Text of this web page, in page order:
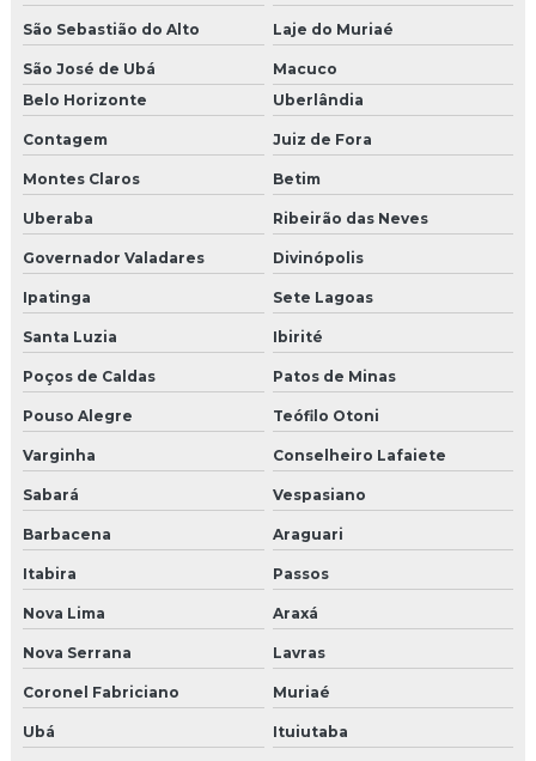
Moldura pingadeira muro
Moldura placa cimentícia
Moldura portas e janelas isopor preço
Moldura pré moldada eps revestida de cimento
Molduras para área externa
Molduras de cimento para colunas
Molduras de cimento para janelas externas
Molduras de cimento para janelas e portas
Molduras para colunas
Molduras para colunas externa isopor e cimento
Molduras decorativas externas
Molduras em eps
Molduras eps externas preço
Molduras em eps para fachadas
São Sebastião do Alto Laje do Muriaé
São José de Ubá
Macuco
Belo Horizonte
Uberlândia
Contagem Juiz de Fora
Montes Claros Betim
Uberaba Ribeirão das Neves
Governador Valadares Divinópolis
Ipatinga Sete Lagoas
Santa Luzia Ibirité
Poços de Caldas Patos de Minas
Pouso Alegre Teófilo Otoni
Varginha Conselheiro Lafaiete
Sabará Vespasiano
Barbacena Araguari
Itabira Passos
Nova Lima Araxá
Nova Serrana Lavras
Coronel Fabriciano Muriaé
Ubá Ituiutaba